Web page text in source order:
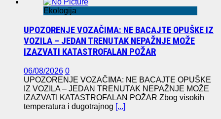
Ekologija
UPOZORENJE VOZAČIMA: NE BACAJTE OPUŠKE IZ
VOZILA – JEDAN TRENUTAK NEPAŽNJE MOŽE
IZAZVATI KATASTROFALAN POŽAR
06/08/2026 0
UPOZORENJE VOZAČIMA: NE BACAJTE OPUŠKE
IZ VOZILA – JEDAN TRENUTAK NEPAŽNJE MOŽE
IZAZVATI KATASTROFALAN POŽAR Zbog visokih
temperatura i dugotrajnog [...]